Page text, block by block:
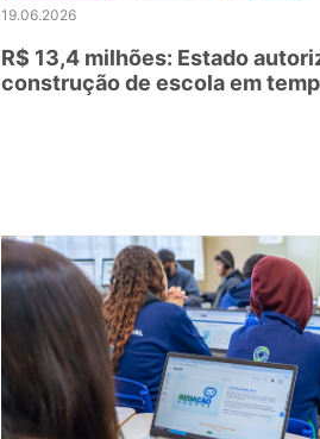
19.06.2026
R$ 13,4 milhões: Estado
construção de escola em